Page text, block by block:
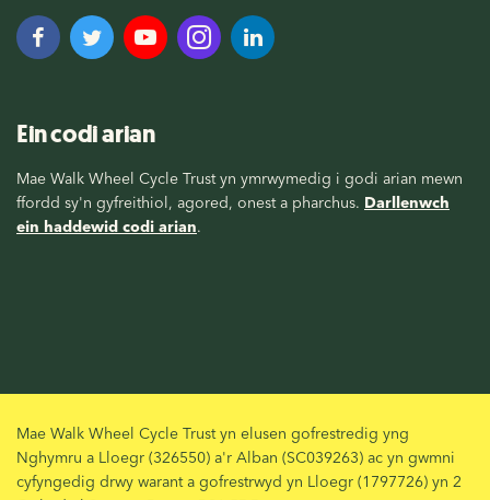
Ein codi arian
Mae Walk Wheel Cycle Trust yn ymrwymedig i godi arian mewn
ffordd sy'n gyfreithiol, agored, onest a pharchus. Darllenwch
ein haddewid codi arian.
Mae Walk Wheel Cycle Trust yn elusen gofrestredig yng
Nghymru a Lloegr (326550) a'r Alban (SC039263) ac yn gwmni
cyfyngedig drwy warant a gofrestrwyd yn Lloegr (1797726) yn 2